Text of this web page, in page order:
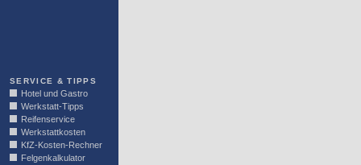
SERVICE & TIPPS
Hotel und Gastro
Werkstatt-Tipps
Reifenservice
Werkstattkosten
KfZ-Kosten-Rechner
Felgenkalkulator